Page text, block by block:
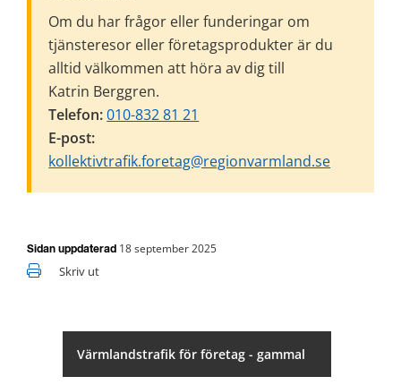
Värmlandstrafik för företag - gammal
Om du har frågor eller funderingar om
tjänsteresor eller företagsprodukter är du
alltid välkommen att höra av dig till
Katrin Berggren.
Telefon:010-832 81 21
E-post:
kollektivtrafik.foretag@regionvarmland.se
Sidan uppdaterad 18 september 2025
Skriv ut